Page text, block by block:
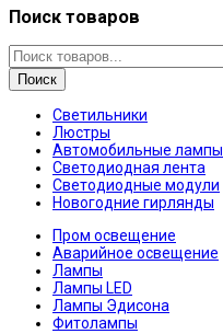
Поиск товаров
Поиск
Светильники
Люстры
Автомобильные лампы
Светодиодная лента
Светодиодные модули
Новогодние гирлянды
Пром освещение
Аварийное освещение
Лампы
Лампы LED
Лампы Эдисона
Фитолампы